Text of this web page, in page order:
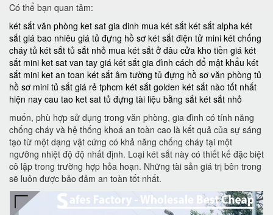
Có thể bạn quan tâm:
két sắt văn phòng ket sat gia dinh mua két sắt két sắt alpha két
sắt giá bao nhiêu giá tủ đựng hồ sơ két sắt điện tử mini két chống
cháy tủ két sắt tủ sắt nhỏ mua két sắt ở đâu cửa kho tiền giá két
sắt mini ket sat van tay giá két sắt gia đình cách đổ mật khẩu két
sắt mini ket an toan két sắt âm tường tủ đựng hồ sơ văn phòng tủ
hồ sơ mini tủ sắt giá rẻ tphcm két sắt golden két sắt nào tốt nhất
hiện nay cau tao ket sat tủ đựng tài liệu bằng sắt két sắt nhỏ
muốn, phù hợp sử dụng trong văn phòng, gia đình có tính năng
chống cháy và hệ thống khoá an toàn cao là kết quả của sự sáng
tạo từ một dạng vật cứng có khả năng chống cháy tại một
ngưỡng nhiệt độ độ nhất định. Loại két sắt này có thiết kế đặc biệt
cô lập trong trường hợp hỏa hoạn. Những tài sản giá trị bên trong
sẽ luôn được bảo đảm an toàn tốt nhất.